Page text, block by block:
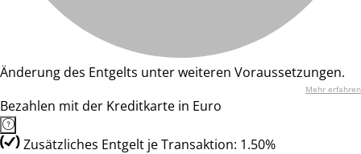
Änderung des Entgelts unter weiteren Voraussetzungen.
Mehr erfahren
Bezahlen mit der Kreditkarte in Euro
Zusätzliches Entgelt je Transaktion: 1.50%